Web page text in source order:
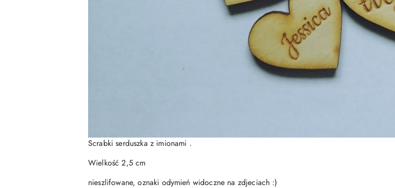
Scrabki serduszka z imionami .
Wielkość 2,5 cm
nieszlifowane, oznaki odymień widoczne na zdjeciach :)